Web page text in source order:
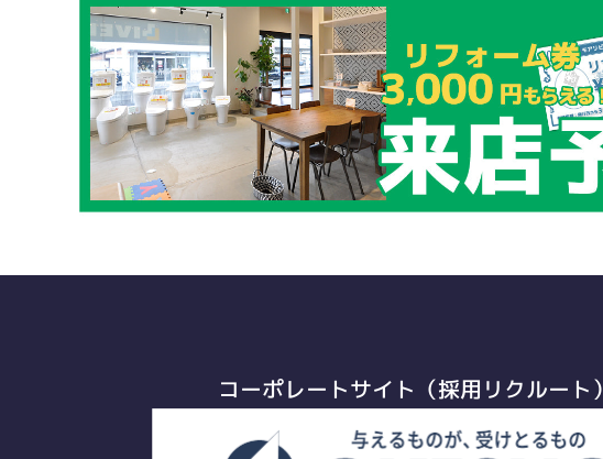
コーポレートサイト（採用リクルート）